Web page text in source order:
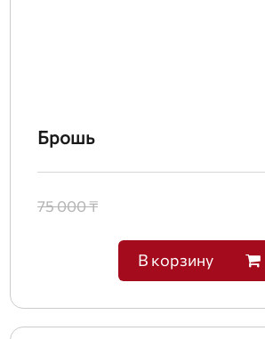
Брошь
75 000 ₸
В корзину